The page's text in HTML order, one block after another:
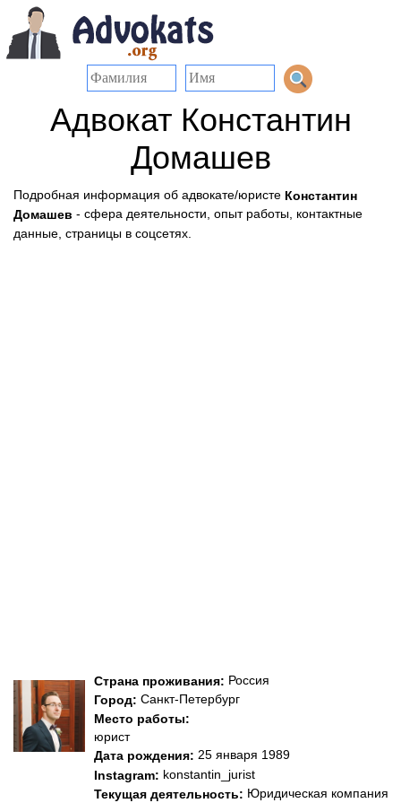
Адвокат Константин
Домашев
Подробная информация об адвокате/юристе Константин
Домашев - сфера деятельности, опыт работы, контактные
данные, страницы в соцсетях.
Страна проживания: Россия
Город: Санкт-Петербург
Место работы:
юрист
Дата рождения: 25 января 1989
Instagram: konstantin_jurist
Текущая деятельность: Юридическая компания